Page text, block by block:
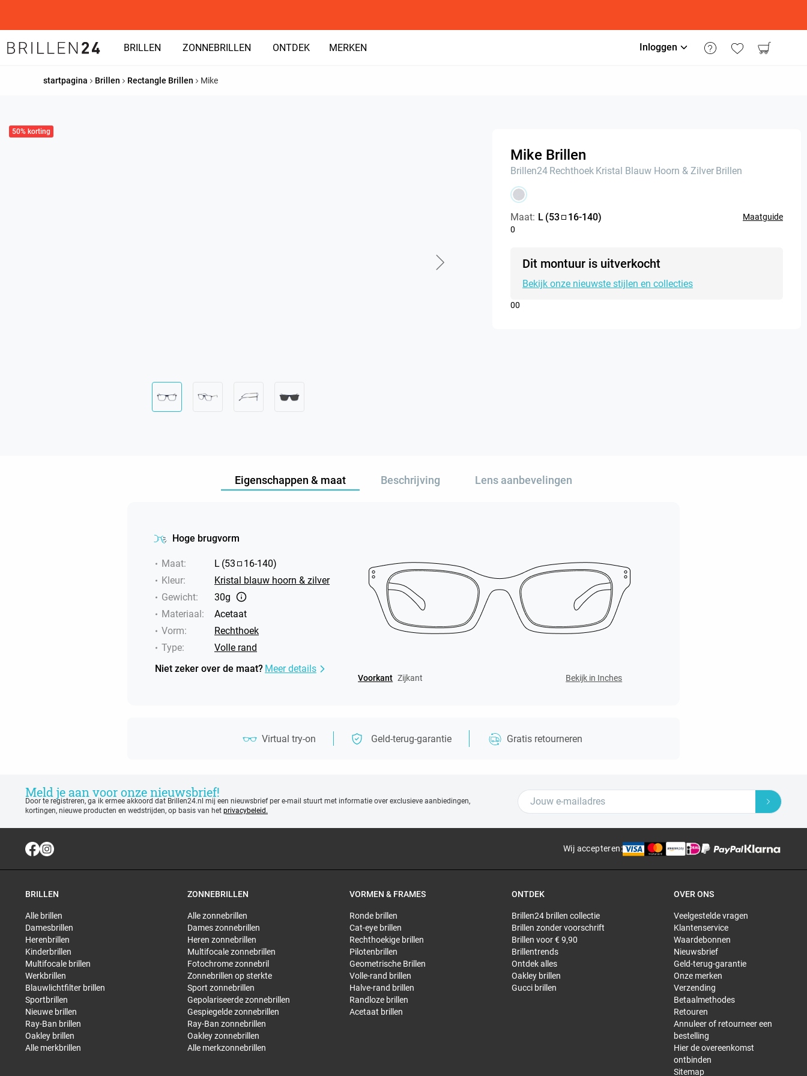
BRILLEN ZONNEBRILLEN ONTDEK MERKEN Inloggen
startpagina Brillen Rectangle Brillen Mike
50% korting
Mike Brillen
Brillen24 Rechthoek Kristal Blauw Hoorn & Zilver Brillen
Maat: L (53 16-140)
Maatguide
0
Dit montuur is uitverkocht
Bekijk onze nieuwste stijlen en collecties
00
Eigenschappen & maat Beschrijving Lens aanbevelingen
Hoge brugvorm
Maat: L (53 16-140)
Kleur:
Kristal blauw hoorn & zilver
Gewicht:
30g
Materiaal:
Acetaat
Vorm:
Rechthoek
Type:
Volle rand
Niet zeker over de maat? Meer details
Voorkant Zijkant Bekijk in Inches
Virtual try-on Geld-terug-garantie Gratis retourneren
Meld je aan voor onze nieuwsbrief!
Door te registreren, ga ik ermee akkoord dat Brillen24.nl mij een nieuwsbrief per e-mail stuurt met informatie over exclusieve aanbiedingen,
kortingen, nieuwe producten en wedstrijden, op basis van het privacybeleid.
Wij accepteren:
BRILLEN
Alle brillen
Damesbrillen
Herenbrillen
Kinderbrillen
Multifocale brillen
Werkbrillen
Blauwlichtfilter brillen
Sportbrillen
Nieuwe brillen
Ray-Ban brillen
Oakley brillen
Alle merkbrillen
ZONNEBRILLEN
Alle zonnebrillen
Dames zonnebrillen
Heren zonnebrillen
Multifocale zonnebrillen
Fotochrome zonnebril
Zonnebrillen op sterkte
Sport zonnebrillen
Gepolariseerde zonnebrillen
Gespiegelde zonnebrillen
Ray-Ban zonnebrillen
Oakley zonnebrillen
Alle merkzonnebrillen
VORMEN & FRAMES
Ronde brillen
Cat-eye brillen
Rechthoekige brillen
Pilotenbrillen
Geometrische Brillen
Volle-rand brillen
Halve-rand brillen
Randloze brillen
Acetaat brillen
ONTDEK
Brillen24 brillen collectie
Brillen zonder voorschrift
Brillen voor € 9,90
Brillentrends
Ontdek alles
Oakley brillen
Gucci brillen
OVER ONS
Veelgestelde vragen
Klantenservice
Waardebonnen
Nieuwsbrief
Geld-terug-garantie
Onze merken
Verzending
Betaalmethodes
Retouren
Annuleer of retourneer een
bestelling
Hier de overeenkomst
ontbinden
Sitemap